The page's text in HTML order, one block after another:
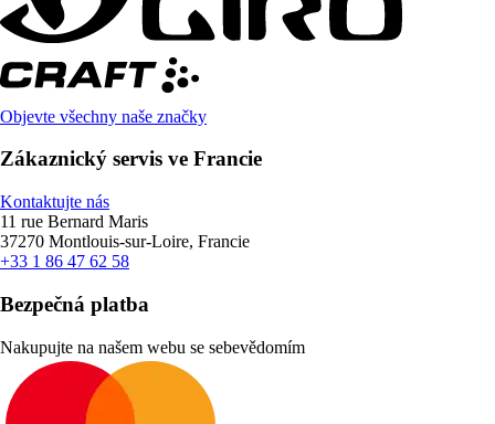
Objevte všechny naše značky
Zákaznický servis ve Francie
Kontaktujte nás
11 rue Bernard Maris
37270 Montlouis-sur-Loire, Francie
+33 1 86 47 62 58
Bezpečná platba
Nakupujte na našem webu se sebevědomím